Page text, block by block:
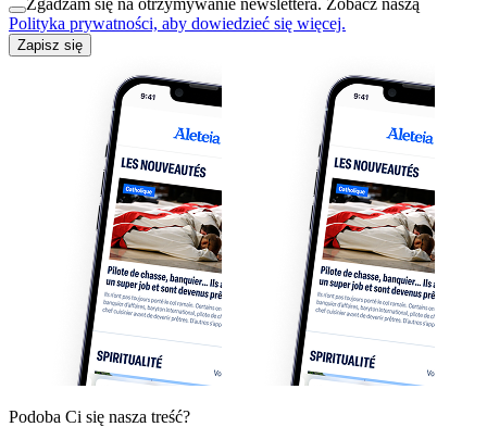
Polityka prywatności, aby dowiedzieć się więcej.
Zapisz się
Podoba Ci się nasza treść?